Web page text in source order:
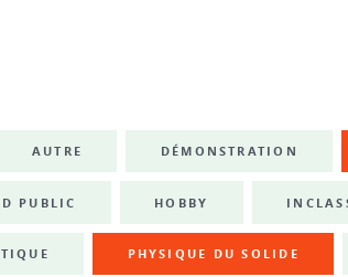
AUTRE DÉMONSTRATION
PUBLIC HOBBY
PHYSIQUE DU SOLIDE